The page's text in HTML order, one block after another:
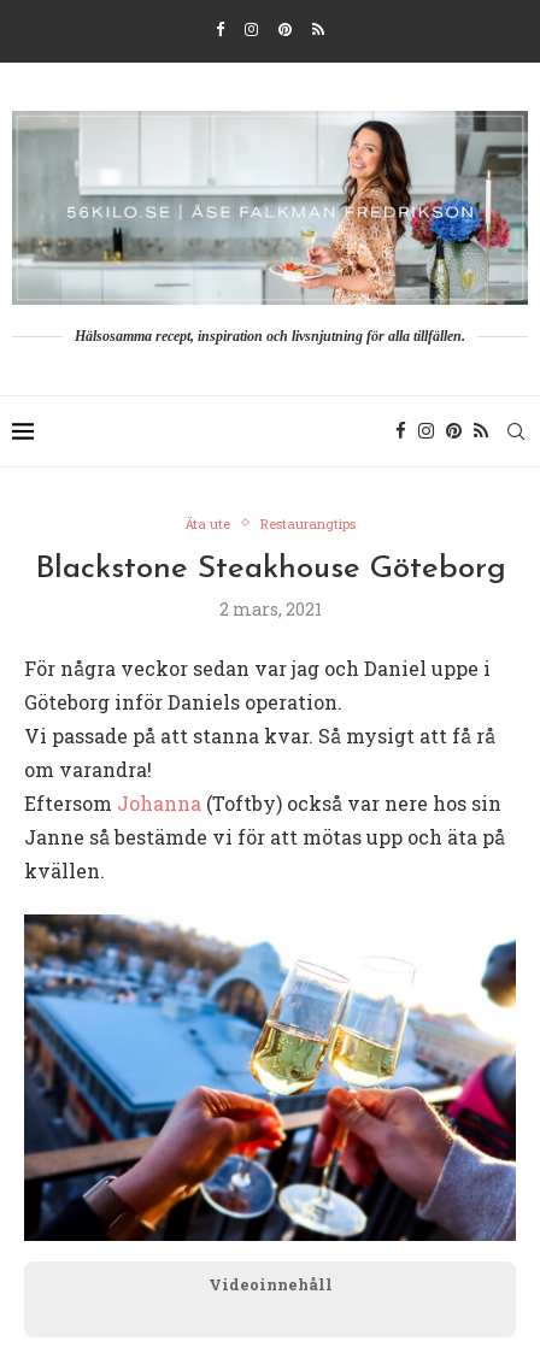
Hälsosamma recept, inspiration och livsnjutning för alla tillfällen.
Äta ute Restaurangtips
Blackstone Steakhouse Göteborg
2 mars, 2021
För några veckor sedan var jag och Daniel uppe i
Göteborg inför Daniels operation.
Vi passade på att stanna kvar. Så mysigt att få rå
om varandra!
Eftersom Johanna (Toftby) också var nere hos sin
Janne så bestämde vi för att mötas upp och äta på
kvällen.
Videoinnehåll